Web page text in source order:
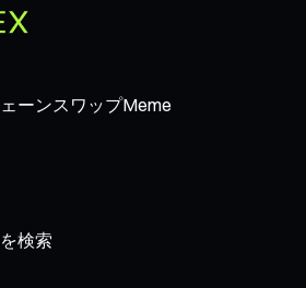
ーンスワップMeme
検索